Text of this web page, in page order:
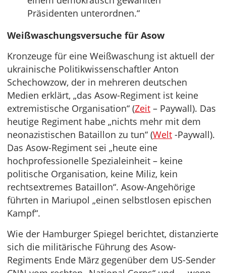
Präsidenten unterordnen.“
Weißwaschungsversuche für Asow
Kronzeuge für eine Weißwaschung ist aktuell der
ukrainische Politikwissenschaftler Anton
Schechowzow, der in mehreren deutschen
Medien erklärt, „das Asow-Regiment ist keine
extremistische Organisation“ (Zeit – Paywall). Das
heutige Regiment habe „nichts mehr mit dem
neonazistischen Bataillon zu tun“ (Welt -Paywall).
Das Asow-Regiment sei „heute eine
hochprofessionelle Spezialeinheit – keine
politische Organisation, keine Miliz, kein
rechtsextremes Bataillon“. Asow-Angehörige
führten in Mariupol „einen selbstlosen epischen
Kampf“.
Wie der Hamburger Spiegel berichtet, distanzierte
sich die militärische Führung des Asow-
Regiments Ende März gegenüber dem US-Sender